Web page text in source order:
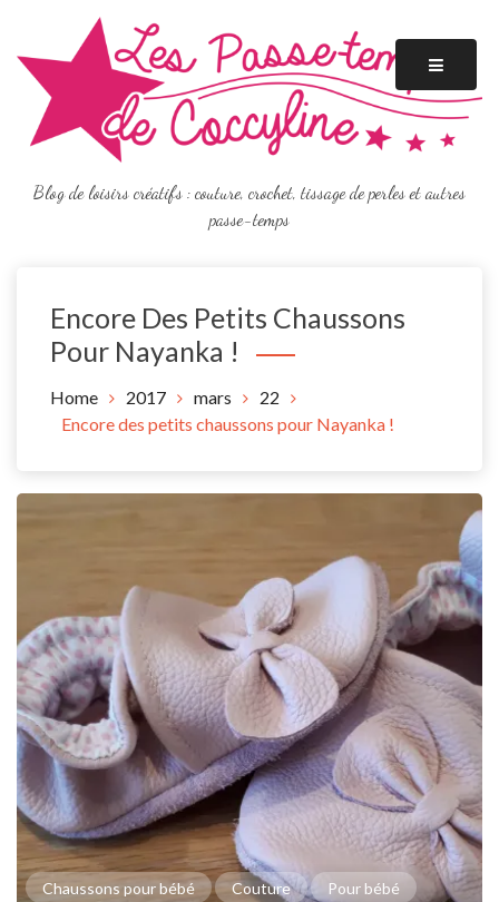
content
Blog de loisirs créatifs : couture, crochet, tissage de perles et autres
passe-temps
Encore Des Petits Chaussons
Pour Nayanka !
Home 2017 mars
22
Encore des petits chaussons pour Nayanka !
Chaussons pour bébé Couture Pour bébé